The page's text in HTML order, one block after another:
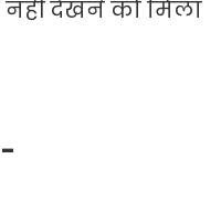
देखने को मिला